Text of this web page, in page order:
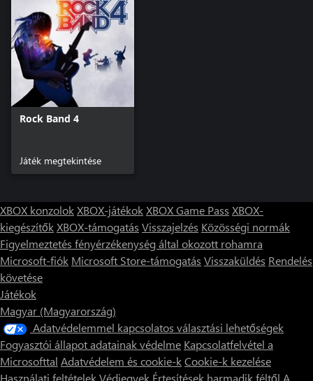
Rock Band 4
Játék megtekintése
XBOX konzolokXBOX-játékokXBOX Game Pass XBOX-
kiegészítőkXBOX-támogatás Visszajelzés Közösségi normák
Figyelmeztetés fényérzékenység által okozott rohamra
Microsoft-fiók Microsoft Store-támogatás Visszaküldés Rendelés
követése
Játékok
Magyar (Magyarország)
Adatvédelemmel kapcsolatos választási lehetőségek
Fogyasztói állapot adatainak védelme Kapcsolatfelvétel a
Microsofttal Adatvédelem és cookie-kCookie-k kezelése
Használati feltételekVédjegyek Értesítések harmadik féltől A